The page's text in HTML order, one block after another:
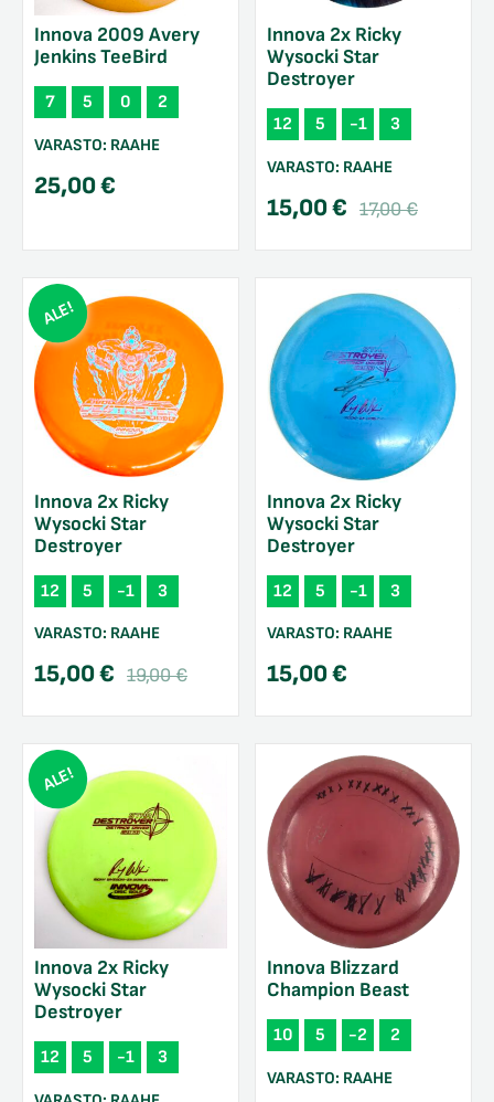
Innova 2009 Avery
Jenkins TeeBird
7 5 0 2
VARASTO: RAAHE
25,00€
Innova 2x Ricky
Wysocki Star
Destroyer
12 5 -1 3
VARASTO: RAAHE
17,00€
oli:
17,00
15,00€
on:
15,00
ALE!
Innova 2x Ricky
Wysocki Star
Destroyer
12 5 -1 3
VARASTO: RAAHE
19,00€Alkuperäinen
oli:
19,00 €.
15,00€
Nykyinen
on:
15,00 €.
Innova 2x Ricky
Wysocki Star
Destroyer
12 5 -1 3
VARASTO: RAAHE
15,00€
ALE!
Innova 2x Ricky
Wysocki Star
Destroyer
12 5 -1 3
Innova Blizzard
Champion Beast
10 5 -2 2
VARASTO: RAAHE
sulje